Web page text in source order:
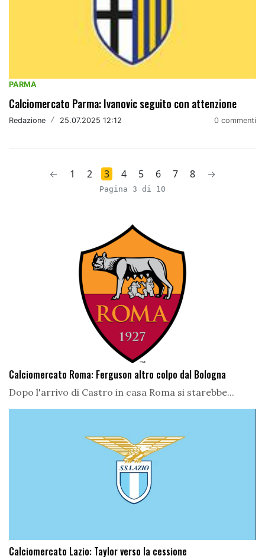
PARMA
Calciomercato Parma: Ivanovic seguito con attenzione
Redazione / 25.07.2025 12:12 0 commenti
← 1 2 3 4 5 6 7 8 →
Pagina 3 di 10
Calciomercato Roma: Ferguson altro colpo dal Bologna
Dopo l'arrivo di Castro in casa Roma si starebbe...
Calciomercato Lazio: Taylor verso la cessione